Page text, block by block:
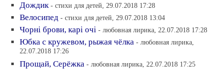
Дождик - стихи для детей, 29.07.2018 17:28
Велосипед - стихи для детей, 29.07.2018 13:04
Чорнi брови, карi очi - любовная лирика, 22.07.2018 17:28
Юбка с кружевом, рыжая чёлка - любовная лирика,
22.07.2018 17:26
Прощай, Серёжка - любовная лирика, 22.07.2018 17:25